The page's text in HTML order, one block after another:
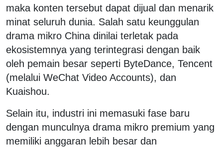
maka konten tersebut dapat dijual dan menarik
minat seluruh dunia. Salah satu keunggulan
drama mikro China dinilai terletak pada
ekosistemnya yang terintegrasi dengan baik
oleh pemain besar seperti ByteDance, Tencent
(melalui WeChat Video Accounts), dan
Kuaishou.
Selain itu, industri ini memasuki fase baru
dengan munculnya drama mikro premium yang
memiliki anggaran lebih besar dan